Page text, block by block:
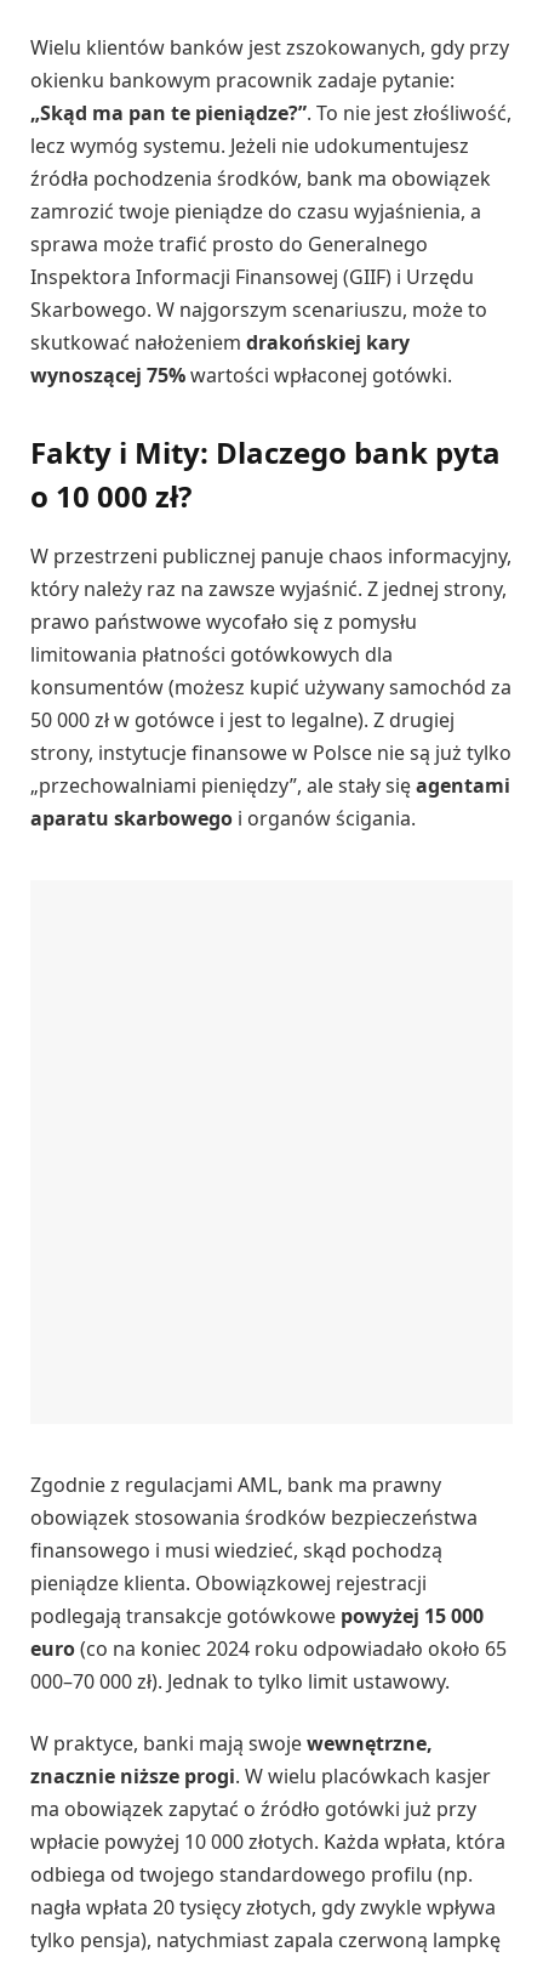
Wielu klientów banków jest zszokowanych, gdy przy
okienku bankowym pracownik zadaje pytanie:
„Skąd ma pan te pieniądze?”. To nie jest złośliwość,
lecz wymóg systemu. Jeżeli nie udokumentujesz
źródła pochodzenia środków, bank ma obowiązek
zamrozić twoje pieniądze do czasu wyjaśnienia, a
sprawa może trafić prosto do Generalnego
Inspektora Informacji Finansowej (GIIF) i Urzędu
Skarbowego. W najgorszym scenariuszu, może to
skutkować nałożeniem drakońskiej kary
wynoszącej 75%wartości wpłaconej gotówki.
Fakty i Mity: Dlaczego bank pyta
o 10 000 zł?
W przestrzeni publicznej panuje chaos informacyjny,
który należy raz na zawsze wyjaśnić. Z jednej strony,
prawo państwowe wycofało się z pomysłu
limitowania płatności gotówkowych dla
konsumentów (możesz kupić używany samochód za
50 000 zł w gotówce i jest to legalne). Z drugiej
strony, instytucje finansowe w Polsce nie są już tylko
„przechowalniami pieniędzy”, ale stały sięagentami
aparatu skarbowego i organów ścigania.
Zgodnie z regulacjami AML, bank ma prawny
obowiązek stosowania środków bezpieczeństwa
finansowego i musi wiedzieć, skąd pochodzą
pieniądze klienta. Obowiązkowej rejestracji
podlegają transakcje gotówkowe powyżej 15 000
euro(co na koniec 2024 roku odpowiadało około 65
000–70 000 zł). Jednak to tylko limit ustawowy.
W praktyce, banki mają swojewewnętrzne,
znacznie niższe progi. W wielu placówkach kasjer
ma obowiązek zapytać o źródło gotówki już przy
wpłacie powyżej 10 000 złotych. Każda wpłata, która
odbiega od twojego standardowego profilu (np.
nagła wpłata 20 tysięcy złotych, gdy zwykle wpływa
tylko pensja), natychmiast zapala czerwoną lampkę